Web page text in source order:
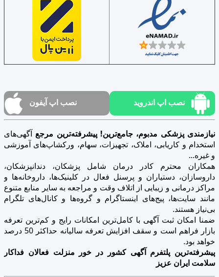
نصب اپ اندروید نصب اپ آیفون
نیازمندی پزشکی مدبوم، جامع‌ترین! پیشرفته‌ترین مرجع آگهی‌های
استخدام و کاریابی، املاک، تجهیزات، سهام، ورکشاپ‌های آموزشی
و غیره...
همکاران محترم کادر درمان شامل پزشکان، دندانپزشکان،
داروسازان، دستیاران و پرسنل فعال در کلینیک‌ها، داروخانه‌ها و
مراکز درمانی و زیبایی از اتلاف وقت و مراجعه به سایر منابع متنوع
مانند سایت‌ها، پیج‌های اینستاگرام و گروه‌ها و کانال‌های تلگرام
بی‌نیاز هستند.
ضمنا امکان ثبت آگهی با کامل‌ترین امکانات رایج و کم‌ترین تعرفه
بازار فراهم است و سقف افزایش تعرفه سالیانه حداکثر 50 درصد
خواهد بود.
پیشرفته‌ترین پلتفرم آگهی کشور در خور منزلت فعالان فداکار
سلامت ایران عزیز